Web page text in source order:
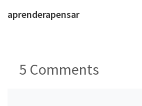
aprenderapensar
5 Comments